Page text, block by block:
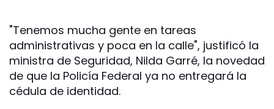
"Tenemos mucha gente en tareas
administrativas y poca en la calle", justificó la
ministra de Seguridad, Nilda Garré, la novedad
de que la Policía Federal ya no entregará la
cédula de identidad.